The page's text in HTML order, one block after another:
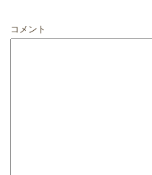
コメント